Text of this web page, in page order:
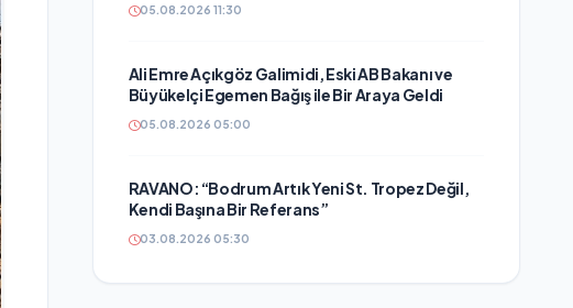
05.08.2026 11:30
Ali Emre Açıkgöz Galimidi, Eski AB Bakanı ve
Büyükelçi Egemen Bağış ile Bir Araya Geldi
05.08.2026 05:00
RAVANO: “Bodrum Artık Yeni St. Tropez Değil,
Kendi Başına Bir Referans”
03.08.2026 05:30